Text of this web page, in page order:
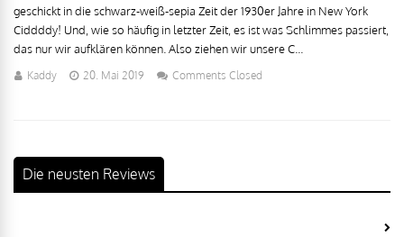
geschickt in die schwarz-weiß-sepia Zeit der 1930er Jahre in New York
Ciddddy! Und, wie so häufig in letzter Zeit, es ist was Schlimmes passiert,
das nur wir aufklären können. Also ziehen wir unsere C...
Kaddy 20. Mai 2019 Comments Closed
Die neusten Reviews